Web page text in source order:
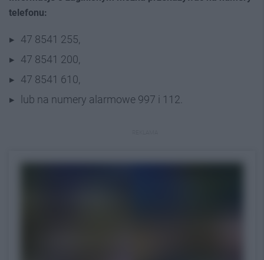
telefonu:
47 8541 255,
47 8541 200,
47 8541 610,
lub na numery alarmowe 997 i 112.